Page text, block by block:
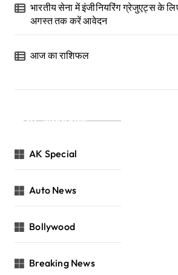
भारतीय सेना में इंजीनियरिंग ग्रेजुएट्स के
अगस्त तक करें आवेदन
आज का राशिफल
Categories
AK Special
Auto News
Bollywood
Breaking News